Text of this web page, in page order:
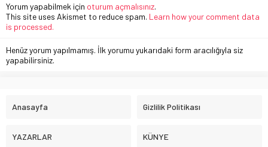
Yorum yapabilmek için oturum açmalısınız.
This site uses Akismet to reduce spam. Learn how your comment data
is processed.
Henüz yorum yapılmamış. İlk yorumu yukarıdaki form aracılığıyla siz
yapabilirsiniz.
Anasayfa Gizlilik Politikası
YAZARLAR KÜNYE